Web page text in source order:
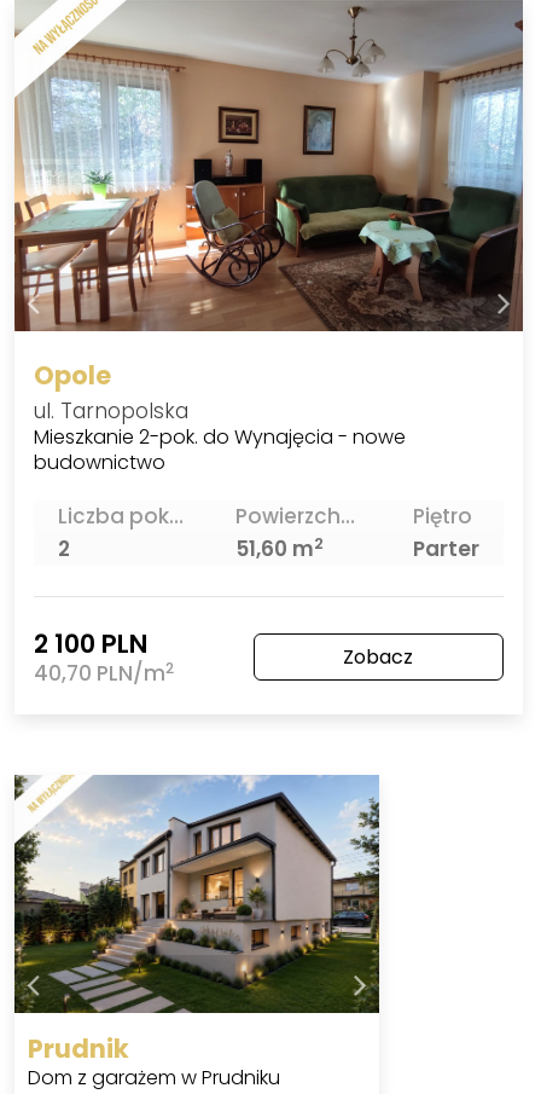
Opole
ul. Tarnopolska
Mieszkanie 2-pok. do Wynajęcia - nowe
budownictwo
Liczba pokoi
2
Powierzchnia
51,60 m2
Piętro
Parter
2 100 PLN
40,70 PLN/m2 Zobacz
Prudnik
Dom z garażem w Prudniku